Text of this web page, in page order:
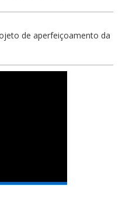
de aperfeiçoamento da